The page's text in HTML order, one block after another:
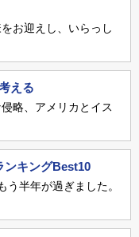
お迎えし、いらっし
える
略、アメリカとイス
キングBest10
う半年が過ぎました。